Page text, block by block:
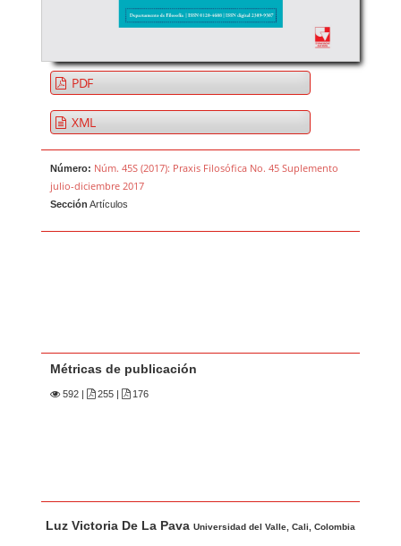
PDF
XML
Número: Núm. 45S (2017): Praxis Filosófica No. 45 Suplemento
julio-diciembre 2017
Sección Artículos
Métricas de publicación
592 | 255 | 176
u
Luz Victoria De La PavaUniversidad del Valle, Cali, Colombia